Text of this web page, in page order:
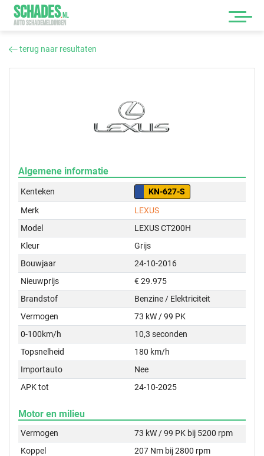
SCHADES.NL
AUTO SCHADEMELDINGEN
terug naar resultaten
Algemene informatie
Kenteken
KN-627-S
Merk
LEXUS
Model
LEXUS CT200H
Kleur
Grijs
Bouwjaar
24-10-2016
Nieuwprijs
€ 29.975
Brandstof
Benzine / Elektriciteit
Vermogen
73 kW / 99 PK
0-100km/h
10,3 seconden
Topsnelheid
180 km/h
Importauto
Nee
APK tot
24-10-2025
Motor en milieu
Vermogen
73 kW / 99 PK bij 5200 rpm
Koppel
207 Nm bij 2800 rpm